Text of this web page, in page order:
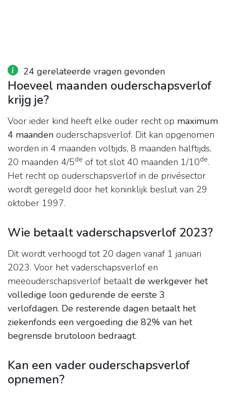
24 gerelateerde vragen gevonden
Hoeveel maanden ouderschapsverlof
krijg je?
Voor ieder kind heeft elke ouder recht op maximum
4 maanden ouderschapsverlof. Dit kan opgenomen
worden in 4 maanden voltijds, 8 maanden halftijds,
20 maanden 4/5de of tot slot 40 maanden 1/10de.
Het recht op ouderschapsverlof in de privésector
wordt geregeld door het koninklijk besluit van 29
oktober 1997.
Wie betaalt vaderschapsverlof 2023?
Dit wordt verhoogd tot 20 dagen vanaf 1 januari
2023. Voor het vaderschapsverlof en
meeouderschapsverlof betaaltde werkgever het
volledige loon gedurende de eerste 3
verlofdagen. De resterende dagen betaalt het
ziekenfonds een vergoeding die 82% van het
begrensde brutoloon bedraagt.
Kan een vader ouderschapsverlof
opnemen?